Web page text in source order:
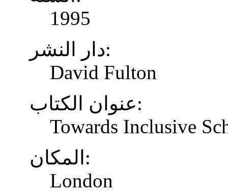
1995
دار النشر:
David Fulton
عنوان الكتاب:
Towards Inclusive
المكان:
London